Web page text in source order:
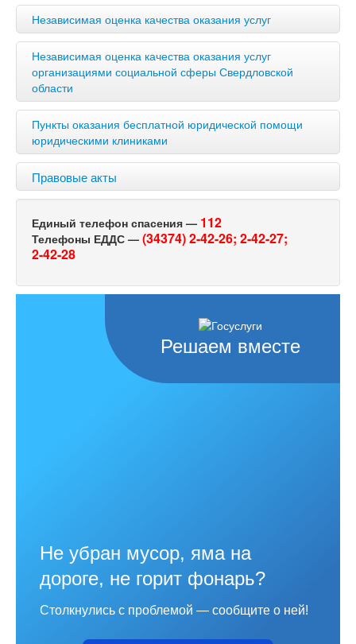
Независимая оценка качества оказания услуг
Независимая оценка качества оказания услуг
организациями социальной сферы Свердловской
области
Пункты оказания бесплатной юридической помощи
юридическими клиниками
Правовые акты
Единый телефон спасения — 112
Телефоны ЕДДС — (34374) 2-42-26; 2-42-27;
2-42-28
Решаем вместе
Не убран мусор, яма на
дороге, не горит фонарь?
Столкнулись с проблемой — сообщите о ней!